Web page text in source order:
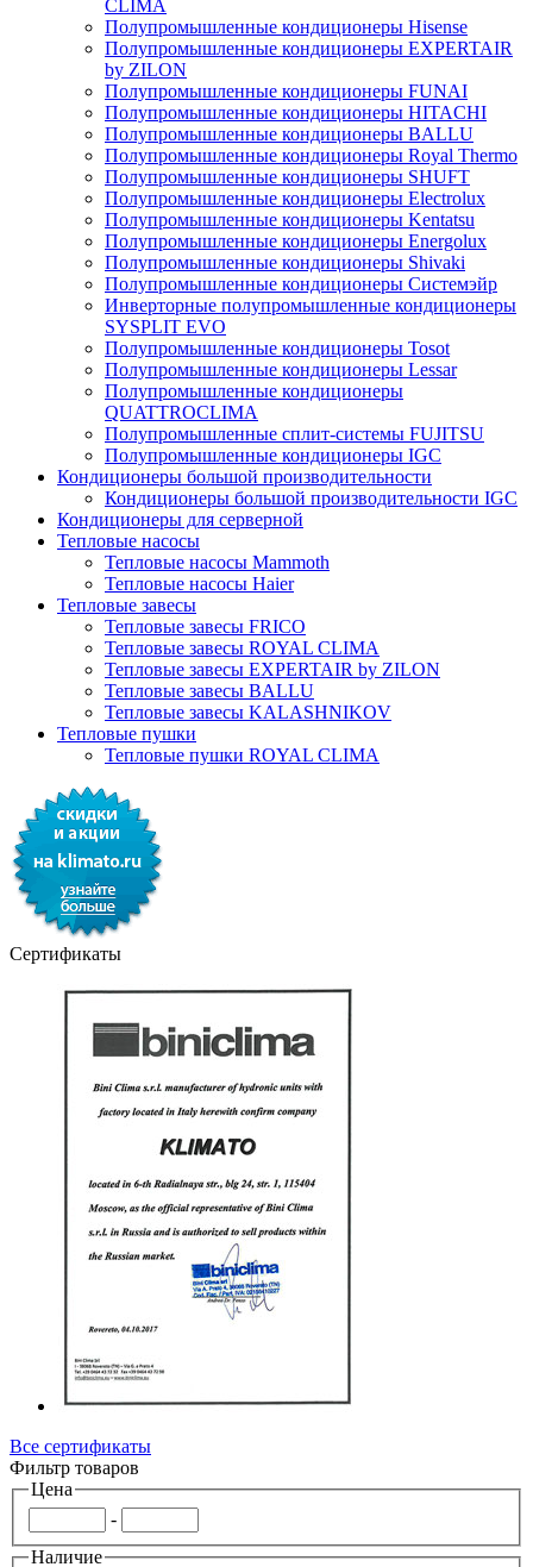
CLIMA
Полупромышленные кондиционеры Hisense
Полупромышленные кондиционеры EXPERTAIR
by ZILON
Полупромышленные кондиционеры FUNAI
Полупромышленные кондиционеры HITACHI
Полупромышленные кондиционеры BALLU
Полупромышленные кондиционеры Royal Thermo
Полупромышленные кондиционеры SHUFT
Полупромышленные кондиционеры Electrolux
Полупромышленные кондиционеры Kentatsu
Полупромышленные кондиционеры Energolux
Полупромышленные кондиционеры Shivaki
Полупромышленные кондиционеры Системэйр
Инверторные полупромышленные кондиционеры
SYSPLIT EVO
Полупромышленные кондиционеры Tosot
Полупромышленные кондиционеры Lessar
Полупромышленные кондиционеры
QUATTROCLIMA
Полупромышленные сплит-системы FUJITSU
Полупромышленные кондиционеры IGC
Кондиционеры большой производительности
Кондиционеры большой производительности IGC
Кондиционеры для серверной
Тепловые насосы
Тепловые насосы Mammoth
Тепловые насосы Haier
Тепловые завесы
Тепловые завесы FRICO
Тепловые завесы ROYAL CLIMA
Тепловые завесы EXPERTAIR by ZILON
Тепловые завесы BALLU
Тепловые завесы KALASHNIKOV
Тепловые пушки
Тепловые пушки ROYAL CLIMA
Сертификаты
Все сертификаты
Фильтр товаров
Цена
-
Наличие